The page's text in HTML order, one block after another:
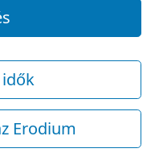
idők
Erodium